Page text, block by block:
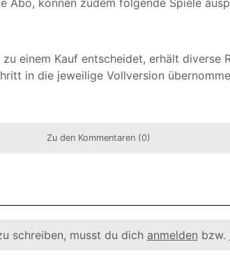
Abo, können zudem folgende Spiele
einem Kauf entscheidet, erhält diverse
in die jeweilige Vollversion
Zu den Kommentaren (0)
schreiben, musst du dich anmelden bzw.